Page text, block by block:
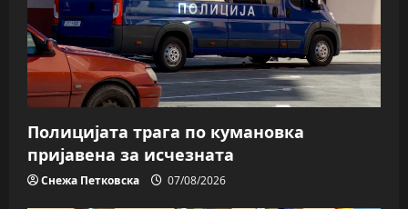
Полицијата трага пo кумановка
пријавена за исчезната
Снежа Петковска 07/08/2026